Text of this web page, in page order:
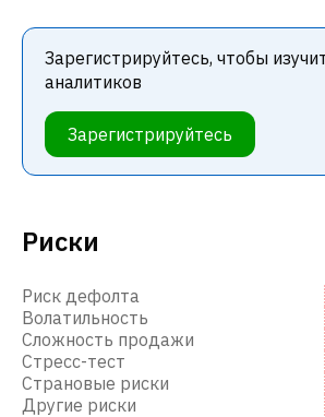
Риски
Риск дефолта
Волатильность
Сложность продажи
Стресс-тест
Страновые риски
Другие риски
Зарегистрируйтесь, чтобы
аналитиков
Зарегистрируйтесь